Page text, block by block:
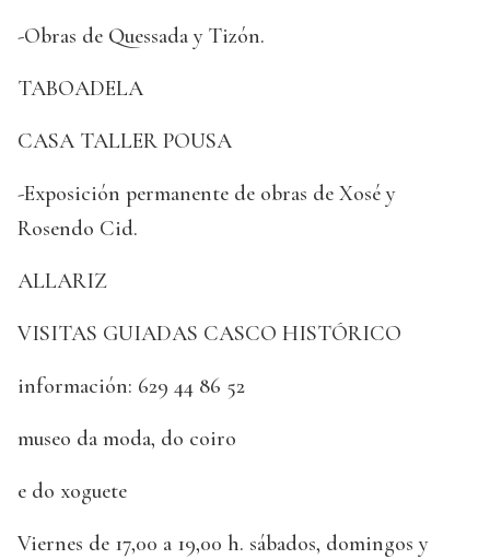
-Obras de Quessada y Tizón.
TABOADELA
CASA TALLER POUSA
-Exposición permanente de obras de Xosé y
Rosendo Cid.
ALLARIZ
VISITAS GUIADAS CASCO HISTÓRICO
información: 629 44 86 52
museo da moda, do coiro
e do xoguete
Viernes de 17,00 a 19,00 h. sábados, domingos y